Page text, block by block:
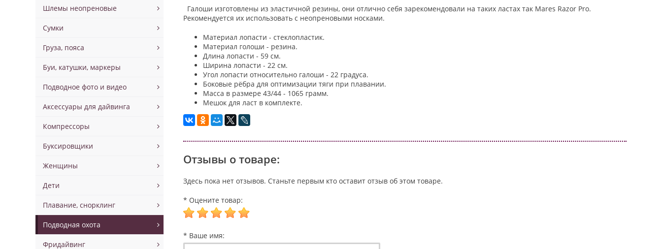
Шлемы неопреновые
Сумки
Груза, пояса
Буи, катушки, маркеры
Подводное фото и видео
Аксессуары для дайвинга
Компрессоры
Буксировщики
Женщины
Дети
Плавание, снорклинг
Подводная охота
Фридайвинг
Галоши изготовлены из эластичной резины, они отлично себя зарекомендовали на таких ластах так Mares Razor Pro.
Рекомендуется их использовать с неопреновыми носками.
Материал лопасти - стеклопластик.
Материал голоши - резина.
Длина лопасти - 59 см.
Ширина лопасти - 22 см.
Угол лопасти относительно галоши - 22 градуса.
Боковые рёбра для оптимизации тяги при плавании.
Масса в размере 43/44 - 1065 грамм.
Мешок для ласт в комплекте.
Отзывы о товаре:
Здесь пока нет отзывов. Станьте первым кто оставит отзыв об этом товаре.
* Оцените товар:
* Ваше имя: